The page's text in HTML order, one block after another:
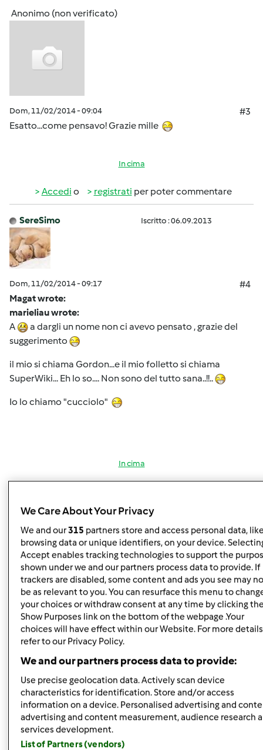
Anonimo (non verificato)
Dom, 11/02/2014 - 09:04
#3
Esatto...come pensavo! Grazie mille
In cima
Accedi o registrati per poter commentare
SereSimo Iscritto : 06.09.2013
Dom, 11/02/2014 - 09:17
#4
Magat wrote:
marieliau wrote:
A
a dargli un nome non ci avevo pensato , grazie del
suggerimento
il mio si chiama Gordon...e il mio folletto si chiama
SuperWiki... Eh lo so.... Non sono del tutto sana..!!..
Io lo chiamo "cucciolo"
In cima
Iscritto : 11.12.2009
Lun, 11/03/2014 - 10:05
#5
Moky91 wrote:
Ciao a tutti, volevo solo una conferma: una signora mi ha
detto che le ritirano il tm31 e con 500€ le danno il nuovo
tm5...ma mica non ritirano l'usato?
Buongiorno Moki91,
Come giustamente anticipato da Magat, non sono
previste permute, scontistiche o altro legate al ritiro di
modelli precedenti.
We Care About Your Privacy
We and our315 partners store and access personal data,
browsing data or unique identifiers, on your device.
Accept enables tracking technologies to support the
shown under we and our partners process data to provide. If
trackers are disabled, some content and ads you see may
be as relevant to you. You can resurface this menu to
your choices or withdraw consent at any time by clicking
Show Purposes link on the bottom of the webpage .Your
choices will have effect within our Website. For more
refer to our Privacy Policy.
We and our partners process data to provide:
Use precise geolocation data. Actively scan device
characteristics for identification. Store and/or access
information on a device. Personalised advertising and
advertising and content measurement, audience research
services development.
List of Partners (vendors)